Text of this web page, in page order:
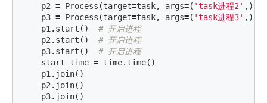
p2 = Process (target=task, args=( 'task进程2' ,))
p3 = Process (target=task, args=( 'task进程3' ,))
p1 . start ()
p2 . start ()
p3. start ()
start_time = time. time()
p1 . join()
p2 . join()
p3. join()